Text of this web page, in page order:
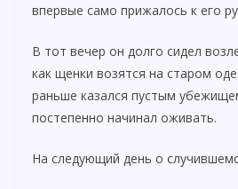
впервые само прижалось к его
В тот вечер он долго сидел
как щенки возятся на старом
раньше казался пустым
постепенно начинал оживать.
На следующий день о